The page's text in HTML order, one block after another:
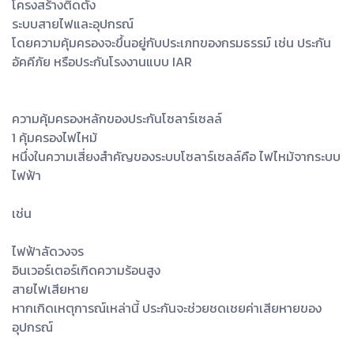
โครงสร้างติดตั้ง
ระบบสายไฟและอุปกรณ์
โดยความคุ้มครองจะขึ้นอยู่กับประเภทของกรมธรรม์ เช่น ประกัน
อัคคีภัย หรือประกันโรงงานแบบ IAR
ความคุ้มครองหลักของประกันโซลาร์เซลล์
1 คุ้มครองไฟไหม้
หนึ่งในความเสี่ยงสำคัญของระบบโซลาร์เซลล์คือ ไฟไหม้จากระบบ
ไฟฟ้า
เช่น
ไฟฟ้าลัดวงจร
อินเวอร์เตอร์เกิดความร้อนสูง
สายไฟเสียหาย
หากเกิดเหตุการณ์เหล่านี้ ประกันจะช่วยชดเชยค่าเสียหายของ
อุปกรณ์